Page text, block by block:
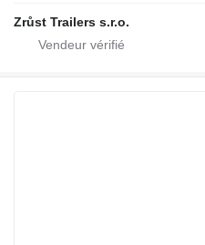
Zrůst Trailers s.r.o.